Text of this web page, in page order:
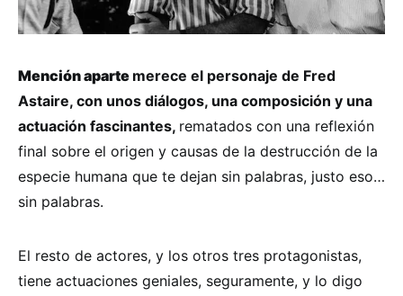
Mención aparte merece el personaje de Fred
Astaire, con unos diálogos, una composición y una
actuación fascinantes, rematados con una reflexión
final sobre el origen y causas de la destrucción de la
especie humana que te dejan sin palabras, justo eso…
sin palabras.
El resto de actores, y los otros tres protagonistas,
tiene actuaciones geniales, seguramente, y lo digo